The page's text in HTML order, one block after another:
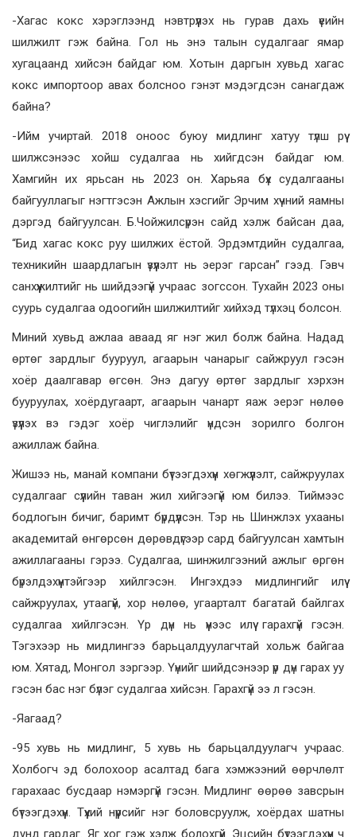
-Хагас кокс хэрэглээнд нэвтрүүлэх нь гурав дахь үеийн
шилжилт гэж байна. Гол нь энэ талын судалгааг ямар
хугацаанд хийсэн байдаг юм. Хотын даргын хувьд хагас
кокс импортоор авах болсноо гэнэт мэдэгдсэн санагдаж
байна?
-Ийм учиртай. 2018 оноос буюу мидлинг хатуу түлш рүү
шилжсэнээс хойш судалгаа нь хийгдсэн байдаг юм.
Хамгийн их ярьсан нь 2023 он. Харьяа бүх судалгааны
байгууллагыг нэгтгэсэн Ажлын хэсгийг Эрчим хүчний яамны
дэргэд байгуулсан. Б.Чойжилсүрэн сайд хэлж байсан даа,
“Бид хагас кокс руу шилжих ёстой. Эрдэмтдийн судалгаа,
техникийн шаардлагын үзүүлэлт нь эерэг гарсан” гээд. Гэвч
санхүүжилтийг нь шийдээгүй учраас зогссон. Тухайн 2023 оны
суурь судалгаа одоогийн шилжилтийг хийхэд түлхэц болсон.
Миний хувьд ажлаа аваад яг нэг жил болж байна. Надад
өртөг зардлыг бууруул, агаарын чанарыг сайжруул гэсэн
хоёр даалгавар өгсөн. Энэ дагуу өртөг зардлыг хэрхэн
бууруулах, хоёрдугаарт, агаарын чанарт яаж эерэг нөлөө
үзүүлэх вэ гэдэг хоёр чиглэлийг үндсэн зорилго болгон
ажиллаж байна.
Жишээ нь, манай компани бүтээгдэхүүн хөгжүүлэлт, сайжруулах
судалгааг сүүлийн таван жил хийгээгүй юм билээ. Тиймээс
бодлогын бичиг, баримт бүрдүүлсэн. Тэр нь Шинжлэх ухааны
академитай өнгөрсөн дөрөвдүгээр сард байгуулсан хамтын
ажиллагааны гэрээ. Судалгаа, шинжилгээний ажлыг өргөн
бүрэлдэхүүнтэйгээр хийлгэсэн. Ингэхдээ мидлингийг илүү
сайжруулах, утаагүй, хор нөлөө, угаарталт багатай байлгах
судалгаа хийлгэсэн. Үр дүн нь үүнээс илүү гарахгүй гэсэн.
Тэгэхээр нь мидлингээ барьцалдуулагчтай хольж байгаа
юм. Хятад, Монгол зэргээр. Үүнийг шийдсэнээр үр дүн гарах уу
гэсэн бас нэг бүлэг судалгаа хийсэн. Гарахгүй ээ л гэсэн.
-Яагаад?
-95 хувь нь мидлинг, 5 хувь нь барьцалдуулагч учраас.
Холбогч эд болохоор асалтад бага хэмжээний өөрчлөлт
гарахаас бусдаар нэмэргүй гэсэн. Мидлинг өөрөө завсрын
бүтээгдэхүүн. Түүхий нүүрсийг нэг боловсруулж, хоёрдах шатны
дунд гардаг. Яг хог гэж хэлж болохгүй. Эцсийн бүтээгдэхүүн ч